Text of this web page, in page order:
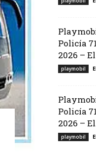
Policía
2026 –
playmobil
Policía
2026 –
playmobil